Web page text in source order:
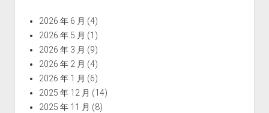
2026 年 6 月 (4)
2026 年 5 月 (1)
2026 年 3 月 (9)
2026 年 2 月 (4)
2026 年 1 月 (6)
2025 年 12 月 (14)
2025 年 11 月 (8)